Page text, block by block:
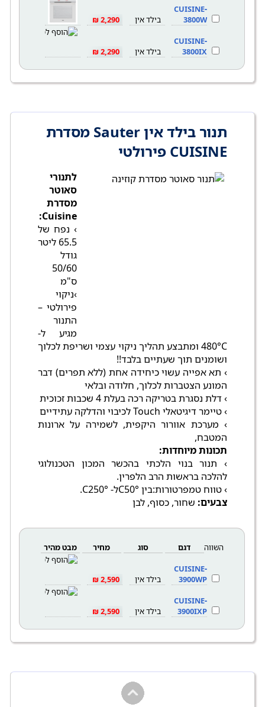
CUISINE-
3800W
בילד אין
2,290 ₪
CUISINE-
3800IX
בילד אין 2,290 ₪
תנור בילד אין Sauter מסדרת
CUISINE פירולטי
לתנורי
סאוטר
מסדרת
Cuisine:
› נפח של
65.5 ליטר
גודל
50/60
ס"מ
›ניקוי
פירולטי –
התנור
מגיע ל-
480°C ומתבצע תהליך ניקוי עצמי ושריפת לכלוך
ושומנים תוך שעתיים בלבד!!
› תא אפייה עשוי כיחידה אחת (ללא תפרים) דבר
המונע הצטברות לכלוך, חלודה ובלאי
› דלת נסגרת בטריקה רכה בעלת 4 שכבות זכוכית
› טיימר דיגיטאלי Touch לכיבוי והדלקה עתידיים
› מערכת אוורור היקפית, לשמירה על ארונות
המטבח,
תכונות מיוחדות:
› תנור בנוי הלכתי בהכשר המכון הטכנולוגי
להלכה בראשות הרב הלפרין.
› טווח טמפרטורות:בין °C50ל- °C250.
צבעים: שחור, כסוף, לבן
השווה דגם סוג מחיר
מבט מהיר
CUISINE-
3900WP
בילד אין
2,590 ₪
CUISINE-
3900IXP
בילד אין 2,590 ₪